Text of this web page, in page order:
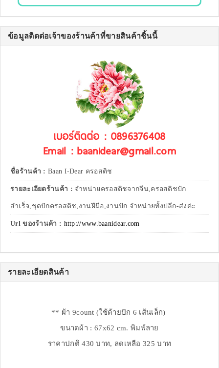
ข้อมูลติดต่อเจ้าของร้านค้าที่ขายสินค้าชิ้นนี้
เบอร์ติดต่อ : 0896376408
Email : baanidear@gmail.com
ชื่อร้านค้า : Baan I-Dear ครอสติช
รายละเอียดร้านค้า : จำหน่ายครอสติชจากจีน,ครอสติชปัก
สำเร็จ,ชุดปักครอสติช,งานฝีมือ,งานปัก จำหน่ายทั้งปลีก-ส่งค่ะ
Url ของร้านค้า : http://www.baanidear.com
รายละเอียดสินค้า
** ผ้า 9count (ใช้ด้ายปัก 6 เส้นเล็ก)
ขนาดผ้า : 67x62 cm. พิมพ์ลาย
ราคาปกติ 430 บาท, ลดเหลือ 325 บาท